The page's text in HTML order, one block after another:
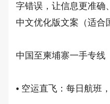
字错误，让信息更准确
中文优化版文案（适合
中国至柬埔寨一手专线
• 空运直飞：每日航班